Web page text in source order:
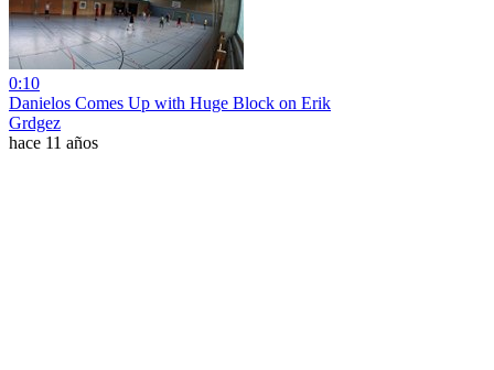
0:10
Danielos Comes Up with Huge Block on Erik
Grdgez
hace 11 años